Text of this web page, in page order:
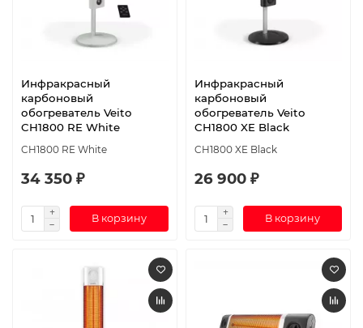
Инфракрасный
карбоновый
обогреватель Veito
CH1800 RE White
CH1800 RE White
34 350 ₽
В корзину
Инфракрасный
карбоновый
обогреватель Veito
CH1800 XE Black
CH1800 XE Black
26 900 ₽
В корзину